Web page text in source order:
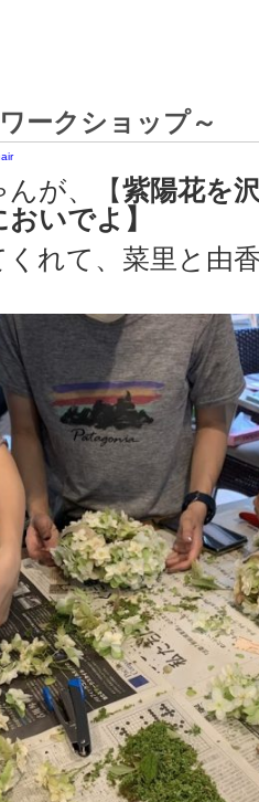
ークショップ～
が、【紫陽花を
いでよ】
くれて、菜里と由